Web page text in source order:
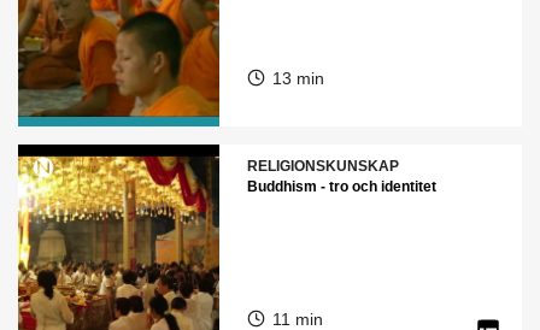
13 min
RELIGIONSKUNSKAP
Buddhism - tro och identitet
11 min